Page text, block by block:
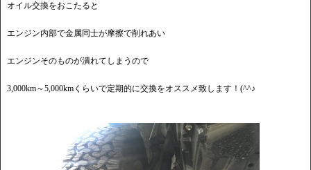
オイル交換をおこたると
エンジン内部で金属同士が摩擦で削れあい
エンジンそのものが潰れてしまうので
3,000km～5,000kmくらいで定期的に交換をオススメ致します！(^^♪